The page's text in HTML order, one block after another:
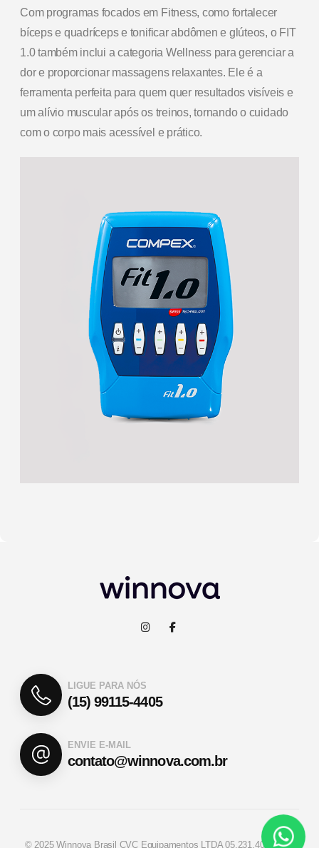
Com programas focados em Fitness, como fortalecer
bíceps e quadríceps e tonificar abdômen e glúteos, o FIT
1.0 também inclui a categoria Wellness para gerenciar a
dor e proporcionar massagens relaxantes. Ele é a
ferramenta perfeita para quem quer resultados visíveis e
um alívio muscular após os treinos, tornando o cuidado
com o corpo mais acessível e prático.
LIGUE PARA NÓS
(15) 99115-4405
ENVIE E-MAIL
contato@winnova.com.br
© 2025 Winnova Brasil CVC Equipamentos LTDA 05.231.407/0001-